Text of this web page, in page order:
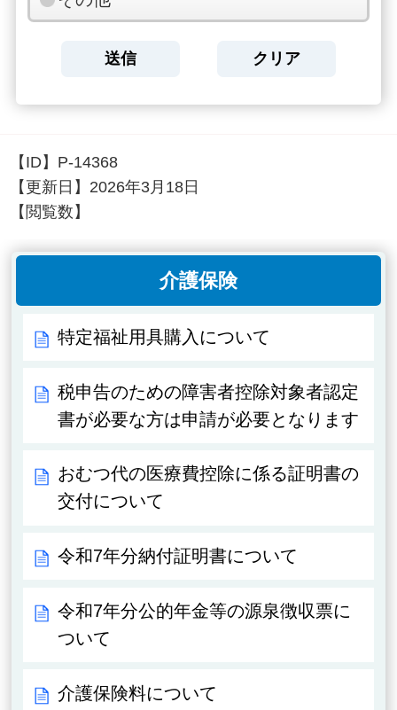
【ID】 P-14368
【更新日】 2026年3月18日
【閲覧数】
介護保険
特定福祉用具購入について
税申告のための障害者控除対象者認定
書が必要な方は申請が必要となります
おむつ代の医療費控除に係る証明書の
交付について
令和7年分納付証明書について
令和7年分公的年金等の源泉徴収票に
ついて
介護保険料について